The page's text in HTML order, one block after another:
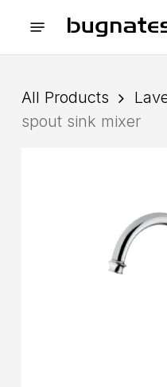
Menu
All Products
spout sink mixer